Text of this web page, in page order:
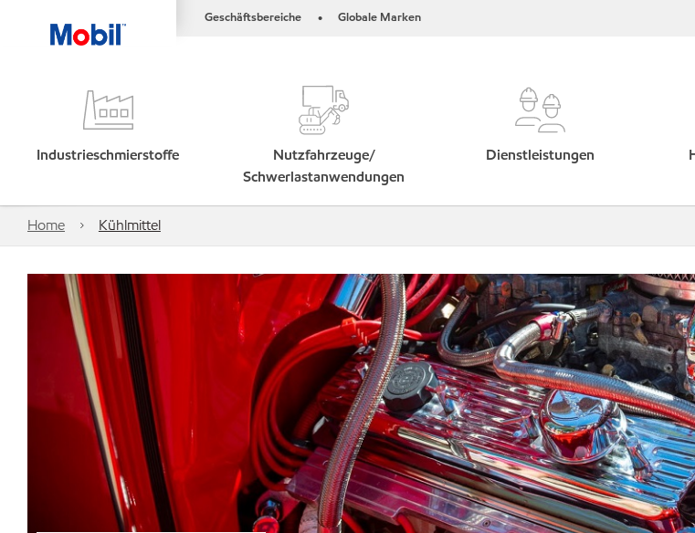
Geschäftsbereiche • Globale Marken
Industrieschmierstoffe
Nutzfahrzeuge/
Schwerlastanwendungen
Dienstleistungen
Home Kühlmittel